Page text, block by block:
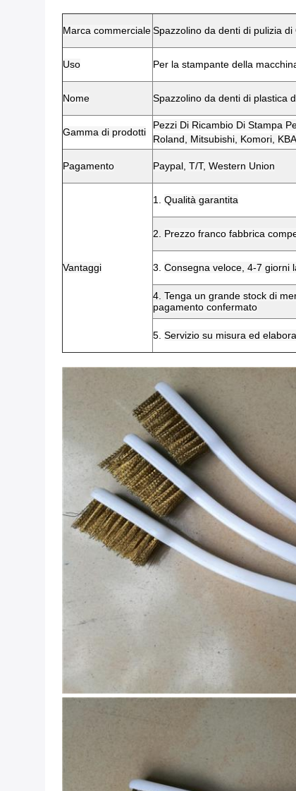
Marca commercialeSpazzolino da denti di pulizia di
Uso Per la stampante della
Nome Spazzolino da denti di plastica
Gamma di prodotti
Pezzi Di Ricambio Di Stampa
Roland, Mitsubishi, Komori, KBA
Pagamento Paypal, T/T, Western Union
Vantaggi
1. Qualità garantita
2. Prezzo franco fabbrica
3. Consegna veloce, 4-7 giorni
4. Tenga un grande stock di
pagamento confermato
5. Servizio su misura ed